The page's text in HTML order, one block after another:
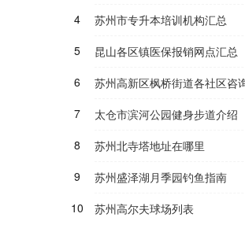
4
苏州市专升本培训机构汇总
5
昆山各区镇医保报销网点汇总
6
苏州高新区枫桥街道各社区咨
7
太仓市滨河公园健身步道介绍
8
苏州北寺塔地址在哪里
9
苏州盛泽湖月季园钓鱼指南
10
苏州高尔夫球场列表